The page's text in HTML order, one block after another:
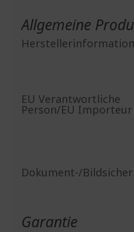
Allgemeine
EU Verantwortliche
Person/EU Importeur
Dokument-/
Garantie